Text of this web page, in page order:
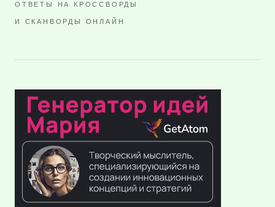
ОТВЕТЫ НА КРОССВОРДЫ
И СКАНВОРДЫ ОНЛАЙН